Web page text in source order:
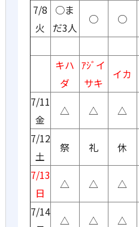
7/8
火
○ま
だ3人
○ ○
キハ
ダ
ｱｼﾞイ
サキ
イカ
7/11
金
△ △ △
7/12
土
祭 礼 休
7/13
日
△ △ △
7/14
△ △ △